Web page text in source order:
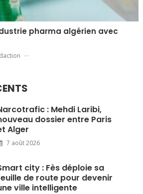
pharma algérien avec
: Mehdi Laribi,
dossier entre Paris
Alger
7 août 2026
city : Fès déploie sa
de route pour devenir
ville intelligente